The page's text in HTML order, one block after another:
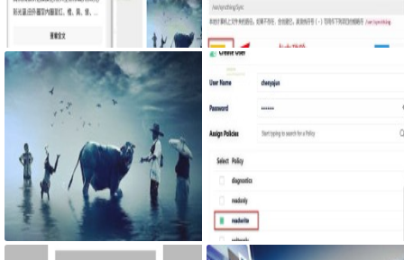
Google Chrome浏览器右侧边栏嵌
Syncthing在同一台设备上不同的
文件夹之间来实现文件夹的同步
利用Syncthing备份到云储存
网页添加密码访问JS代码
思源笔记同步在路由器创建自己的
S3存储